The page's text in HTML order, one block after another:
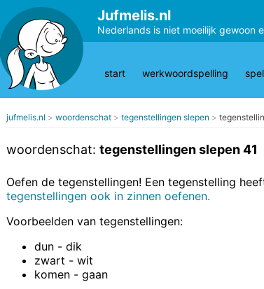
Jufmelis.nl
Nederlands is niet moeilijk gewoon
start werkwoordspelling
jufmelis.nl woordenschat tegenstellingen slepen
woordenschat: tegenstellingen slepen 41
Oefen de tegenstellingen! Een tegenstelling
tegenstellingen ook in zinnen oefenen.
Voorbeelden van tegenstellingen:
dun - dik
zwart - wit
komen - gaan